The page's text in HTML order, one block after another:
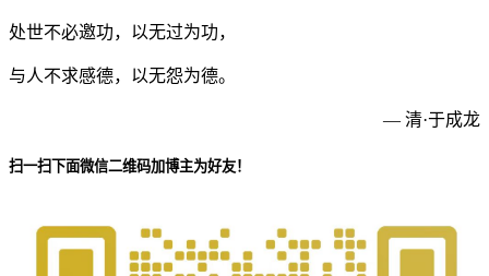
处世不必邀功，以无过为功，
与人不求感德，以无怨为德。
— 清·于成龙
扫一扫下面微信二维码加博主为好友！